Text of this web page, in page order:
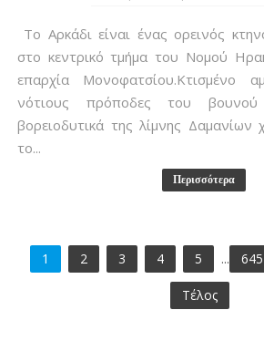
Το Αρκάδι είναι ένας ορεινός
στο κεντρικό τμήμα του Νομού
επαρχία Μονοφατσίου.Κτισμένο
νότιους πρόποδες του
βορειοδυτικά της λίμνης Δαμανίων
το...
Περισσότερα
1 2 3 4 5 ... 645
Τέλος